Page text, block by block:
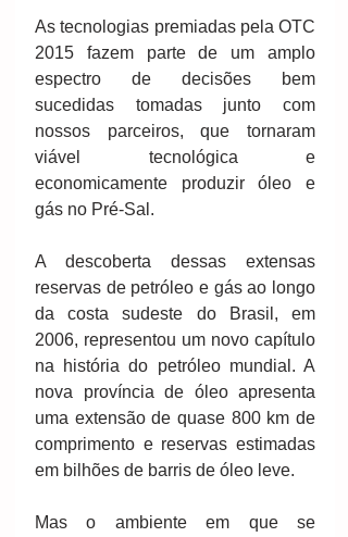
As tecnologias premiadas pela OTC
2015 fazem parte de um amplo
espectro de decisões bem
sucedidas tomadas junto com
nossos parceiros, que tornaram
viável tecnológica e
economicamente produzir óleo e
gás no Pré-Sal.
A descoberta dessas extensas
reservas de petróleo e gás ao longo
da costa sudeste do Brasil, em
2006, representou um novo capítulo
na história do petróleo mundial. A
nova província de óleo apresenta
uma extensão de quase 800 km de
comprimento e reservas estimadas
em bilhões de barris de óleo leve.
Mas o ambiente em que se